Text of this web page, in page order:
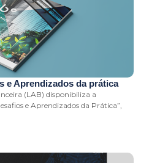
e Aprendizados da prática
(LAB) disponibiliza a
e Aprendizados da Prática”,